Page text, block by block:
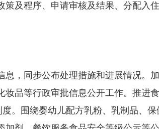
及程序、申请审核及结果、分配入
同步公布处理措施和进展情况。
品等行政审批信息公开工作。推进
。围绕婴幼儿配方乳粉、乳制品、